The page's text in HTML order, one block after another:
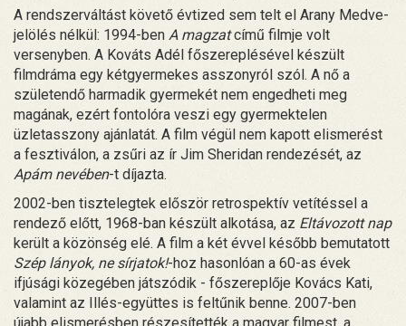
A rendszerváltást követő évtized sem telt el Arany Medve-
jelölés nélkül: 1994-ben A magzatcímű filmje volt
versenyben. A Kováts Adél főszereplésével készült
filmdráma egy kétgyermekes asszonyról szól. A nő a
születendő harmadik gyermekét nem engedheti meg
magának, ezért fontolóra veszi egy gyermektelen
üzletasszony ajánlatát. A film végül nem kapott elismerést
a fesztiválon, a zsűri az ír Jim Sheridan rendezését, az
Apám nevében-t díjazta.
2002-ben tisztelegtek először retrospektív vetítéssel a
rendező előtt, 1968-ban készült alkotása, az Eltávozott nap
került a közönség elé. A film a két évvel később bemutatott
Szép lányok, ne sírjatok!-hoz hasonlóan a 60-as évek
ifjúsági közegében játszódik - főszereplője Kovács Kati,
valamint az Illés-együttes is feltűnik benne. 2007-ben